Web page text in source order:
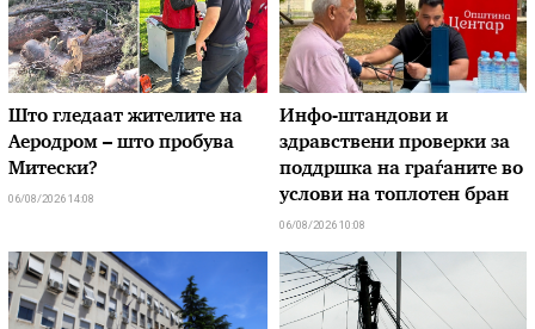
Што гледаат жителите на
Аеродром – што пробува
Митески?
06/08/2026 14:08
Инфо-штандови и
здравствени проверки за
поддршка на граѓаните во
услови на топлотен бран
06/08/2026 10:08